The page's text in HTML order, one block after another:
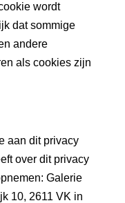
wordt
dat sommige
andere
als cookies zijn
aan dit privacy
over dit privacy
Galerie
10, 2611 VK in